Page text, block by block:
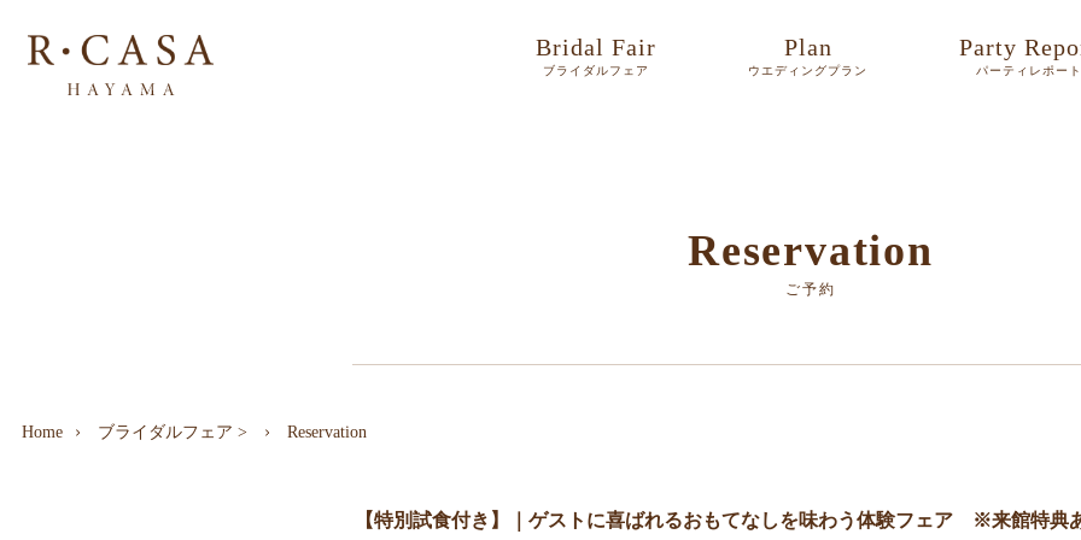
Bridal Fair
ブライダルフェア
Plan
ウエディングプラン
Party
パーティレポート
Reservation
ご予約
Home ブライダルフェア > Reservation